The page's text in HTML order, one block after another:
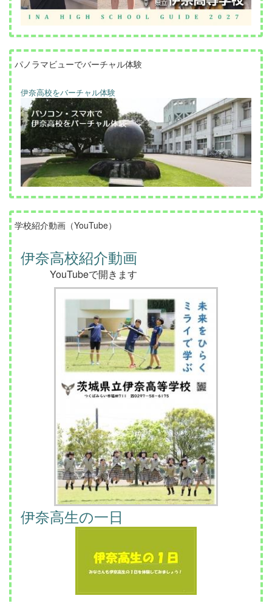
パノラマビューでバーチャル体験
伊奈高校をバーチャル体験
学校紹介動画（YouTube）
伊奈高校紹介動画
YouTubeで開きます
伊奈高生の一日